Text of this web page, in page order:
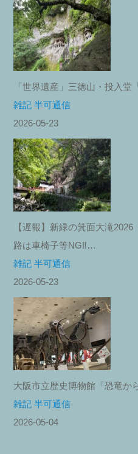
「世界遺産」三徳山・投入堂
雑記 半可通信
2026-05-23
【遅報】新緑の箕面大滝
路は車椅子等NG‼︎…
雑記 半可通信
2026-05-23
大阪市立歴史博物館「恐竜か
雑記 半可通信
2026-05-04